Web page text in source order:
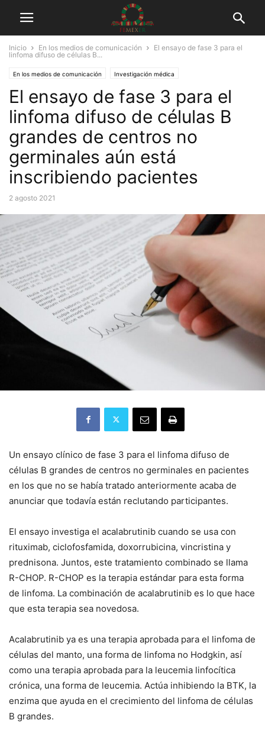
Inicio En los medios de comunicación
El ensayo de fase 3 para el
linfoma difuso de células B...
En los medios de comunicación Investigación médica
El ensayo de fase 3 para el
linfoma difuso de células B
grandes de centros no
germinales aún está
inscribiendo pacientes
2 agosto 2021
Un ensayo clínico de fase 3 para el linfoma difuso de
células B grandes de centros no germinales en pacientes
en los que no se había tratado anteriormente acaba de
anunciar que todavía están reclutando participantes.
El ensayo investiga el acalabrutinib cuando se usa con
rituximab, ciclofosfamida, doxorrubicina, vincristina y
prednisona. Juntos, este tratamiento combinado se llama
R-CHOP. R-CHOP es la terapia estándar para esta forma
de linfoma. La combinación de acalabrutinib es lo que hace
que esta terapia sea novedosa.
Acalabrutinib ya es una terapia aprobada para el linfoma de
células del manto, una forma de linfoma no Hodgkin, así
como una terapia aprobada para la leucemia linfocítica
crónica, una forma de leucemia. Actúa inhibiendo la BTK, la
enzima que ayuda en el crecimiento del linfoma de células
B grandes.